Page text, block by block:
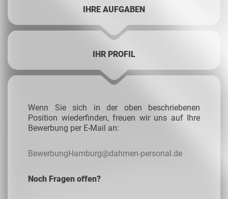
IHRE AUFGABEN
IHR PROFIL
Wenn Sie sich in der oben beschriebenen
Position wiederfinden, freuen wir uns auf Ihre
Bewerbung per E-Mail an:
BewerbungHamburg@dahmen-personal.de
Noch Fragen offen?